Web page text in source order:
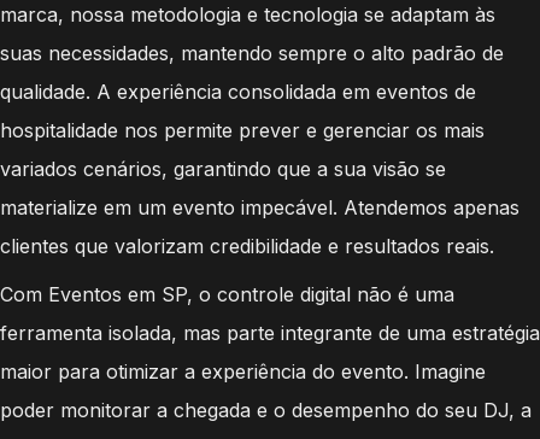
marca, nossa metodologia e tecnologia se adaptam às
suas necessidades, mantendo sempre o alto padrão de
qualidade. A experiência consolidada em eventos de
hospitalidade nos permite prever e gerenciar os mais
variados cenários, garantindo que a sua visão se
materialize em um evento impecável. Atendemos apenas
clientes que valorizam credibilidade e resultados reais.
Com Eventos em SP, o controle digital não é uma
ferramenta isolada, mas parte integrante de uma estratégia
maior para otimizar a experiência do evento. Imagine
poder monitorar a chegada e o desempenho do seu DJ, a